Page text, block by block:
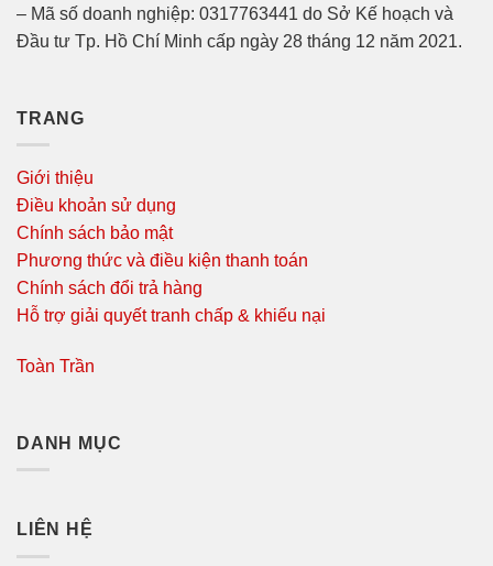
– Mã số doanh nghiệp: 0317763441 do Sở Kế hoạch và
Đầu tư Tp. Hồ Chí Minh cấp ngày 28 tháng 12 năm 2021.
TRANG
Giới thiệu
Điều khoản sử dụng
Chính sách bảo mật
Phương thức và điều kiện thanh toán
Chính sách đổi trả hàng
Hỗ trợ giải quyết tranh chấp & khiếu nại
Toàn Trần
DANH MỤC
LIÊN HỆ